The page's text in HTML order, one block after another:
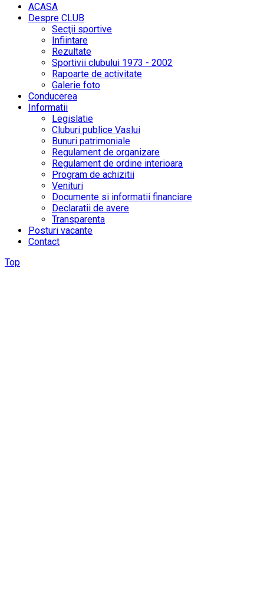
ACASA
Despre CLUB
Secţii sportive
Infiintare
Rezultate
Sportivii clubului 1973 - 2002
Rapoarte de activitate
Galerie foto
Conducerea
Informatii
Legislatie
Cluburi publice Vaslui
Bunuri patrimoniale
Regulament de organizare
Regulament de ordine interioara
Program de achizitii
Venituri
Documente si informatii financiare
Declaratii de avere
Transparenta
Posturi vacante
Contact
Top